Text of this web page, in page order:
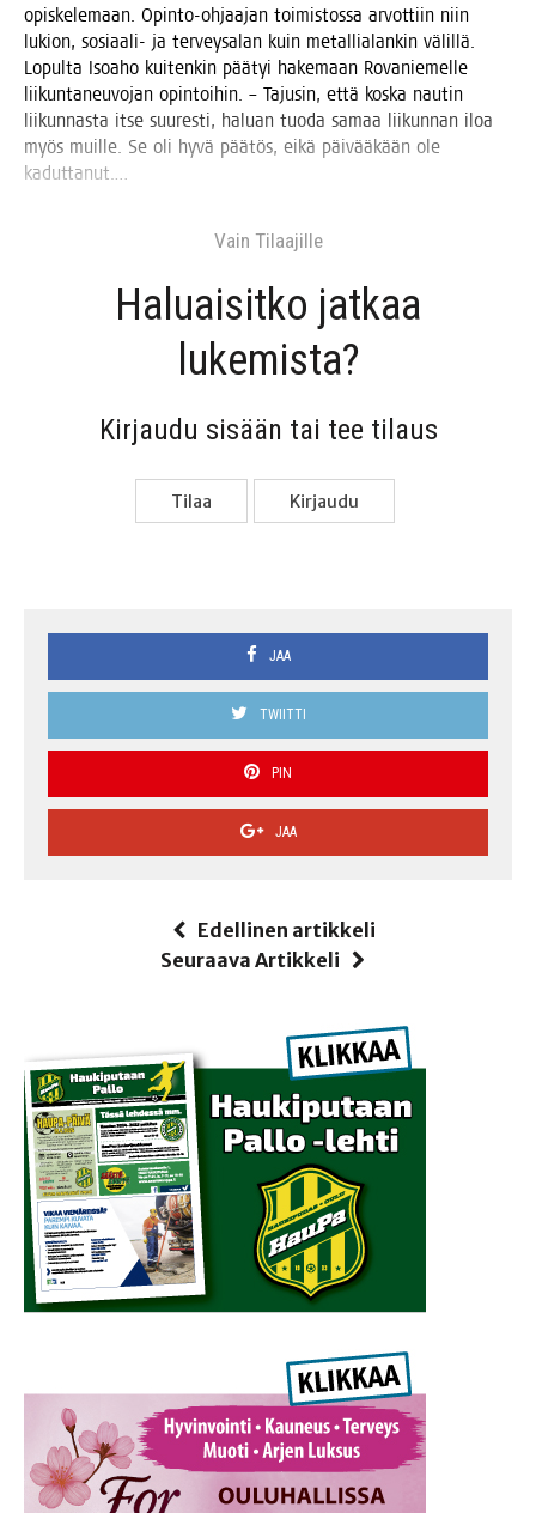
opis­ke­le­maan. Opin­to-ohjaa­jan toi­mis­tos­sa arvot­tiin niin
lukion, sosi­aa­li- ja ter­vey­sa­lan kuin metal­lia­lan­kin välil­lä.
Lopul­ta Isoa­ho kui­ten­kin pää­tyi hake­maan Rova­nie­mel­le
lii­kun­ta­neu­vo­jan opin­toi­hin. – Tajusin, että kos­ka nau­tin
lii­kun­nas­ta itse suu­res­ti, haluan tuo­da samaa lii­kun­nan iloa
myös muil­le. Se oli hyvä pää­tös, eikä päi­vää­kään ole
kaduttanut.…
Vain Tilaa­jil­le
Haluai­sit­ko jat­kaa
lukemista?
Kir­jau­du sisään tai tee tilaus
Tilaa Kir­jau­du
JAA
TWIITTI
PIN
JAA
Edellinen artikkeli
Seuraava Artikkeli